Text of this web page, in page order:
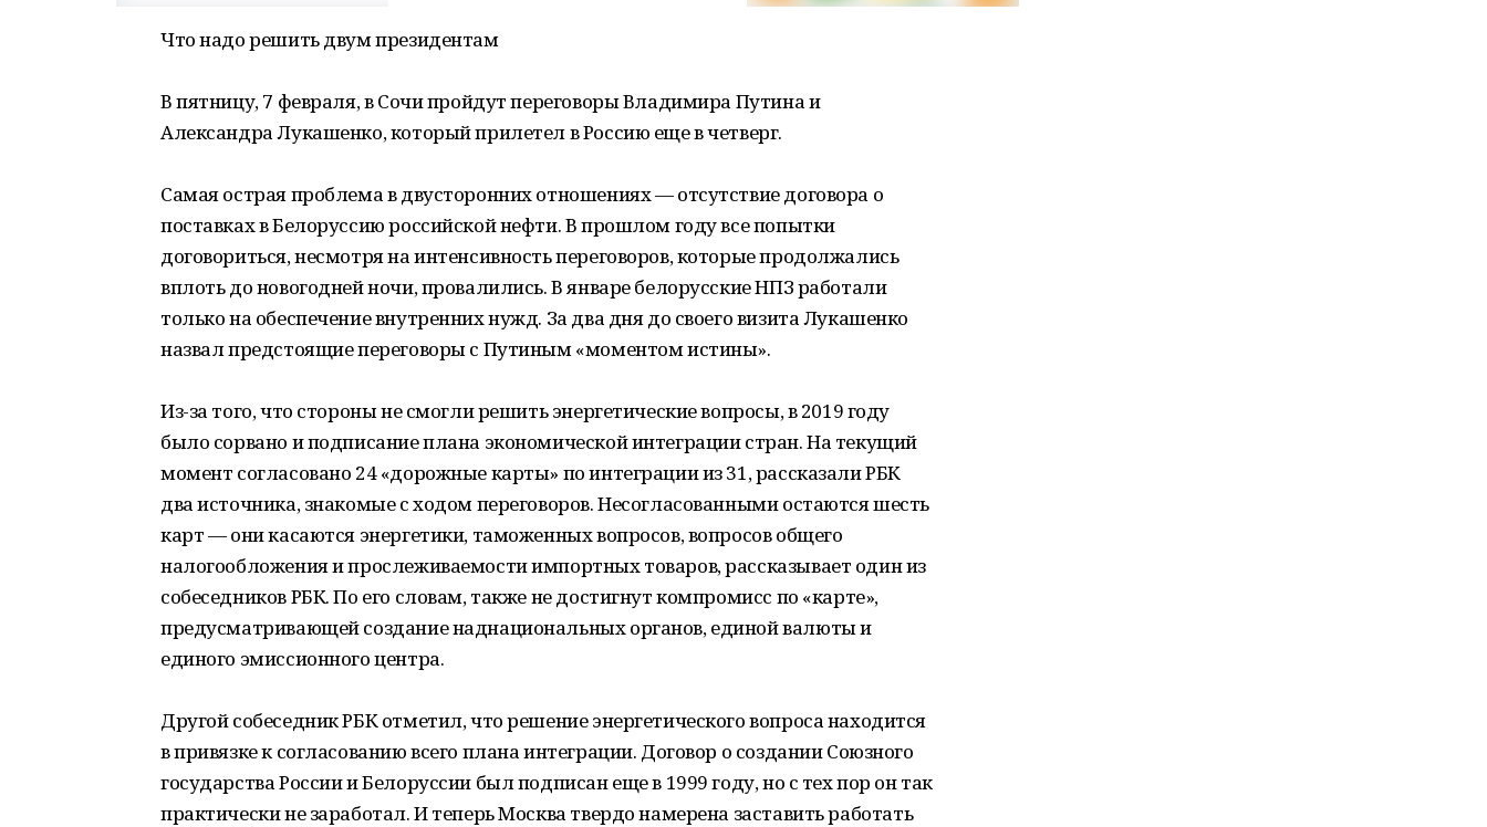
Что надо решить двум президентам
В пятницу, 7 февраля, в Сочи пройдут переговоры Владимира Путина и
Александра Лукашенко, который прилетел в Россию еще в четверг.
Самая острая проблема в двусторонних отношениях — отсутствие договора о
поставках в Белоруссию российской нефти. В прошлом году все попытки
договориться, несмотря на интенсивность переговоров, которые продолжались
вплоть до новогодней ночи, провалились. В январе белорусские НПЗ работали
только на обеспечение внутренних нужд. За два дня до своего визита Лукашенко
назвал предстоящие переговоры с Путиным «моментом истины».
Из-за того, что стороны не смогли решить энергетические вопросы, в 2019 году
было сорвано и подписание плана экономической интеграции стран. На текущий
момент согласовано 24 «дорожные карты» по интеграции из 31, рассказали РБК
два источника, знакомые с ходом переговоров. Несогласованными остаются шесть
карт — они касаются энергетики, таможенных вопросов, вопросов общего
налогообложения и прослеживаемости импортных товаров, рассказывает один из
собеседников РБК. По его словам, также не достигнут компромисс по «карте»,
предусматривающей создание наднациональных органов, единой валюты и
единого эмиссионного центра.
Другой собеседник РБК отметил, что решение энергетического вопроса находится
в привязке к согласованию всего плана интеграции. Договор о создании Союзного
государства России и Белоруссии был подписан еще в 1999 году, но с тех пор он так
практически не заработал. И теперь Москва твердо намерена заставить работать